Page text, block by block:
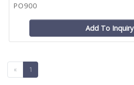
PO900
Add To Inquiry
« 1